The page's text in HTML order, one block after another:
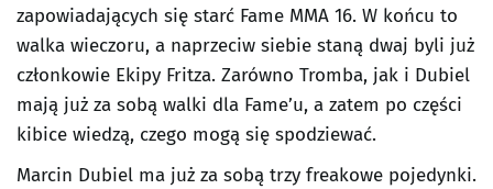
zapowiadających się starć Fame MMA 16. W końcu to
walka wieczoru, a naprzeciw siebie staną dwaj byli już
członkowie Ekipy Fritza. Zarówno Tromba, jak i Dubiel
mają już za sobą walki dla Fame’u, a zatem po części
kibice wiedzą, czego mogą się spodziewać.
Marcin Dubiel ma już za sobą trzy freakowe pojedynki.